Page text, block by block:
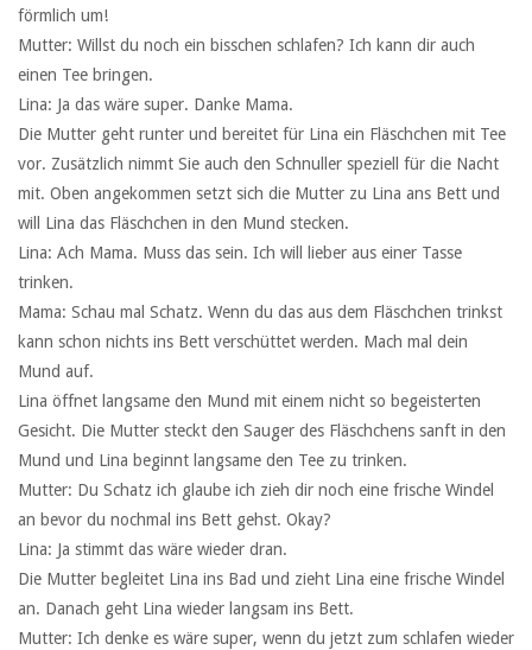
förmlich um!
Mutter: Willst du noch ein bisschen schlafen? Ich kann dir auch
einen Tee bringen.
Lina: Ja das wäre super. Danke Mama.
Die Mutter geht runter und bereitet für Lina ein Fläschchen mit Tee
vor. Zusätzlich nimmt Sie auch den Schnuller speziell für die Nacht
mit. Oben angekommen setzt sich die Mutter zu Lina ans Bett und
will Lina das Fläschchen in den Mund stecken.
Lina: Ach Mama. Muss das sein. Ich will lieber aus einer Tasse
trinken.
Mama: Schau mal Schatz. Wenn du das aus dem Fläschchen trinkst
kann schon nichts ins Bett verschüttet werden. Mach mal dein
Mund auf.
Lina öffnet langsame den Mund mit einem nicht so begeisterten
Gesicht. Die Mutter steckt den Sauger des Fläschchens sanft in den
Mund und Lina beginnt langsame den Tee zu trinken.
Mutter: Du Schatz ich glaube ich zieh dir noch eine frische Windel
an bevor du nochmal ins Bett gehst. Okay?
Lina: Ja stimmt das wäre wieder dran.
Die Mutter begleitet Lina ins Bad und zieht Lina eine frische Windel
an. Danach geht Lina wieder langsam ins Bett.
Mutter: Ich denke es wäre super, wenn du jetzt zum schlafen wieder